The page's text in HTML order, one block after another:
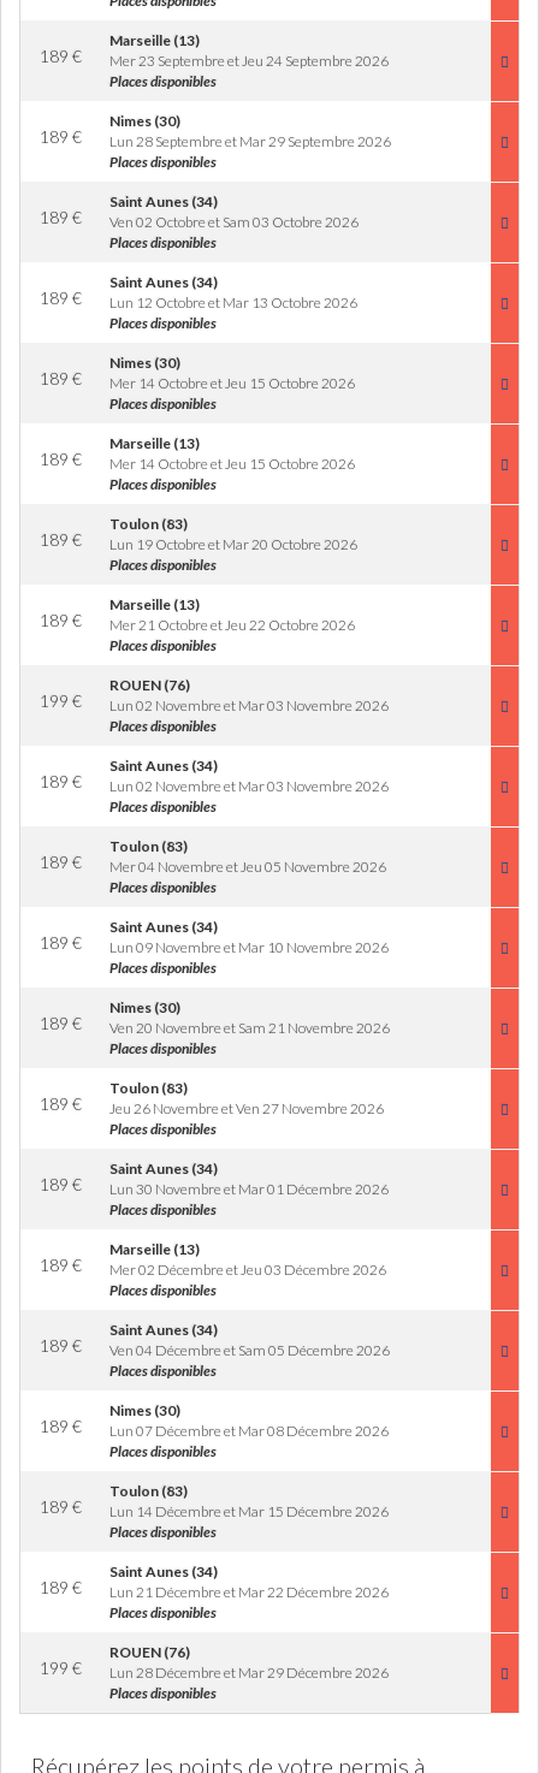
189 €
Marseille (13)
Mer 23 Septembre et Jeu 24 Septembre 2026
Places disponibles
189 €
Nimes (30)
Lun 28 Septembre et Mar 29 Septembre 2026
Places disponibles
189 €
Saint Aunes (34)
Ven 02 Octobre et Sam 03 Octobre 2026
Places disponibles
189 €
Saint Aunes (34)
Lun 12 Octobre et Mar 13 Octobre 2026
Places disponibles
189 €
Nimes (30)
Mer 14 Octobre et Jeu 15 Octobre 2026
Places disponibles
189 €
Marseille (13)
Mer 14 Octobre et Jeu 15 Octobre 2026
Places disponibles
189 €
Toulon (83)
Lun 19 Octobre et Mar 20 Octobre 2026
Places disponibles
189 €
Marseille (13)
Mer 21 Octobre et Jeu 22 Octobre 2026
Places disponibles
199 €
ROUEN (76)
Lun 02 Novembre et Mar 03 Novembre 2026
Places disponibles
189 €
Saint Aunes (34)
Lun 02 Novembre et Mar 03 Novembre 2026
Places disponibles
189 €
Toulon (83)
Mer 04 Novembre et Jeu 05 Novembre 2026
Places disponibles
189 €
Saint Aunes (34)
Lun 09 Novembre et Mar 10 Novembre 2026
Places disponibles
189 €
Nimes (30)
Ven 20 Novembre et Sam 21 Novembre 2026
Places disponibles
189 €
Toulon (83)
Jeu 26 Novembre et Ven 27 Novembre 2026
Places disponibles
189 €
Saint Aunes (34)
Lun 30 Novembre et Mar 01 Décembre 2026
Places disponibles
189 €
Marseille (13)
Mer 02 Décembre et Jeu 03 Décembre 2026
Places disponibles
189 €
Saint Aunes (34)
Ven 04 Décembre et Sam 05 Décembre 2026
Places disponibles
189 €
Nimes (30)
Lun 07 Décembre et Mar 08 Décembre 2026
Places disponibles
189 €
Toulon (83)
Lun 14 Décembre et Mar 15 Décembre 2026
Places disponibles
189 €
Saint Aunes (34)
Lun 21 Décembre et Mar 22 Décembre 2026
Places disponibles
199 €
ROUEN (76)
Lun 28 Décembre et Mar 29 Décembre 2026
Places disponibles
Récupérez les points de votre permis à